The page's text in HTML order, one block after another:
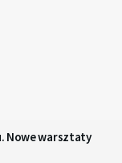
Nowe warsztaty